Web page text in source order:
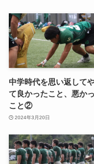
中学時代を思い返して
て良かったこと、悪か
こと②
2024年3月20日